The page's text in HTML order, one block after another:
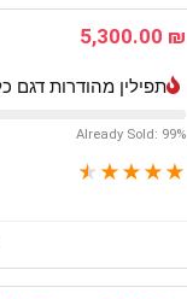
5,300.00 ₪
תפילין מהודרות דגם
Already Sold: 99%
★
★
★
★
★